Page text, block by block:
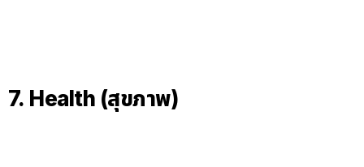
7. Health (สุขภาพ)